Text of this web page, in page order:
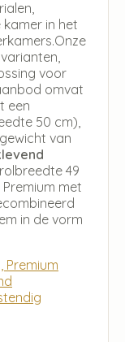
in het
voor
omvat
een
50 cm),
van
49
met
in de vorm
Premium